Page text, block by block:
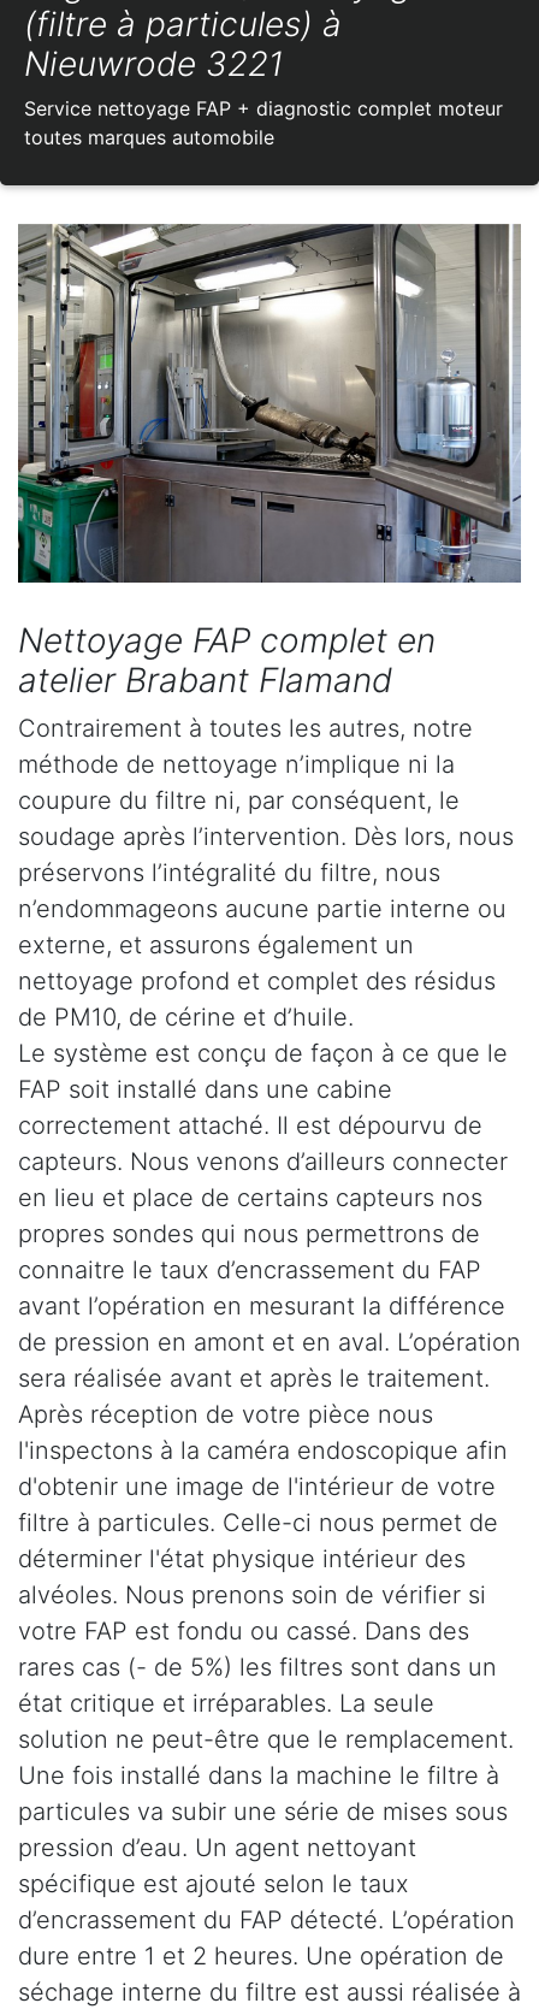
(filtre à particules) à
Nieuwrode 3221
Service nettoyage FAP + diagnostic complet moteur
toutes marques automobile
Nettoyage FAP complet en
atelier Brabant Flamand
Contrairement à toutes les autres, notre
méthode de nettoyage n’implique ni la
coupure du filtre ni, par conséquent, le
soudage après l’intervention. Dès lors, nous
préservons l’intégralité du filtre, nous
n’endommageons aucune partie interne ou
externe, et assurons également un
nettoyage profond et complet des résidus
de PM10, de cérine et d’huile.
Le système est conçu de façon à ce que le
FAP soit installé dans une cabine
correctement attaché. Il est dépourvu de
capteurs. Nous venons d’ailleurs connecter
en lieu et place de certains capteurs nos
propres sondes qui nous permettrons de
connaitre le taux d’encrassement du FAP
avant l’opération en mesurant la différence
de pression en amont et en aval. L’opération
sera réalisée avant et après le traitement.
Après réception de votre pièce nous
l'inspectons à la caméra endoscopique afin
d'obtenir une image de l'intérieur de votre
filtre à particules. Celle-ci nous permet de
déterminer l'état physique intérieur des
alvéoles. Nous prenons soin de vérifier si
votre FAP est fondu ou cassé. Dans des
rares cas (- de 5%) les filtres sont dans un
état critique et irréparables. La seule
solution ne peut-être que le remplacement.
Une fois installé dans la machine le filtre à
particules va subir une série de mises sous
pression d’eau. Un agent nettoyant
spécifique est ajouté selon le taux
d’encrassement du FAP détecté. L’opération
dure entre 1 et 2 heures. Une opération de
séchage interne du filtre est aussi réalisée à